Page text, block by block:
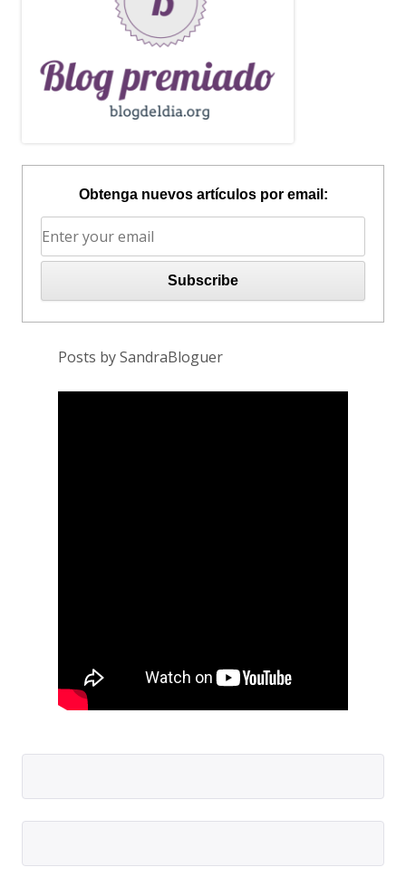
Obtenga nuevos artículos por email:
Posts by SandraBloguer